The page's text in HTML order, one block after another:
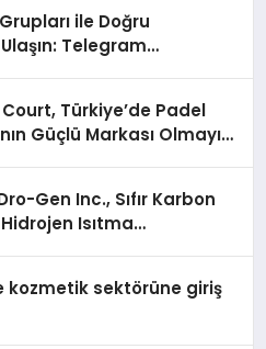
ile Doğru
Telegram
Court, Türkiye’de Padel
Güçlü Markası Olmayı
Gen Inc., Sıfır Karbon
Isıtma
kozmetik sektörüne giriş